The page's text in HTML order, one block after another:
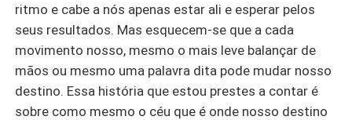
ritmo e cabe a nós apenas estar ali e esperar pelos
seus resultados. Mas esquecem-se que a cada
movimento nosso, mesmo o mais leve balançar de
mãos ou mesmo uma palavra dita pode mudar nosso
destino. Essa história que estou prestes a contar é
sobre como mesmo o céu que é onde nosso destino